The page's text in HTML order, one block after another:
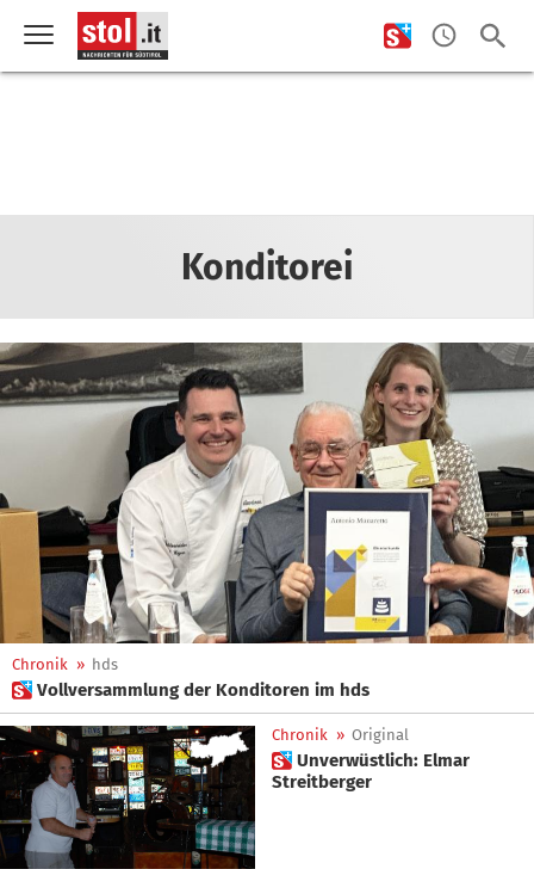
Konditorei
Chronik » hds
 Vollversammlung der Konditoren im hds
Chronik » Original
 Unverwüstlich: Elmar
Streitberger